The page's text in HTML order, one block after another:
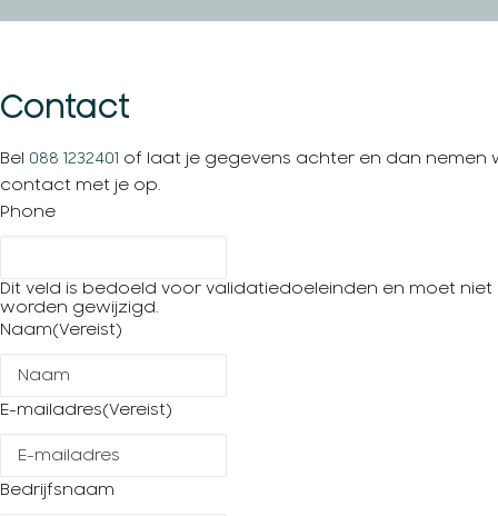
Contact
Bel 088 1232401 of laat je gegevens achter en dan nemen
contact met je op.
Phone
Dit veld is bedoeld voor validatiedoeleinden en moet niet
worden gewijzigd.
Naam(Vereist)
E-mailadres(Vereist)
Bedrijfsnaam